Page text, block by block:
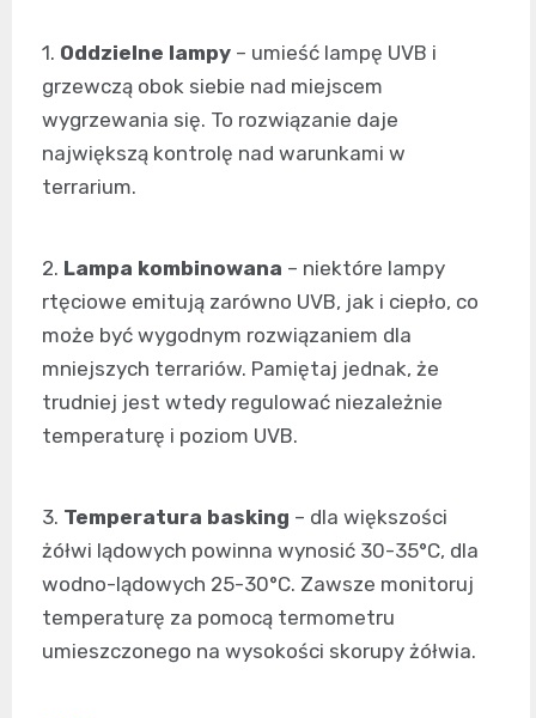
1. Oddzielne lampy – umieść lampę UVB i
grzewczą obok siebie nad miejscem
wygrzewania się. To rozwiązanie daje
największą kontrolę nad warunkami w
terrarium.
2. Lampa kombinowana – niektóre lampy
rtęciowe emitują zarówno UVB, jak i ciepło, co
może być wygodnym rozwiązaniem dla
mniejszych terrariów. Pamiętaj jednak, że
trudniej jest wtedy regulować niezależnie
temperaturę i poziom UVB.
3. Temperatura basking – dla większości
żółwi lądowych powinna wynosić 30-35°C, dla
wodno-lądowych 25-30°C. Zawsze monitoruj
temperaturę za pomocą termometru
umieszczonego na wysokości skorupy żółwia.